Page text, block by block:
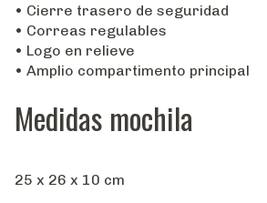
• Cierre trasero de seguridad
• Correas regulables
• Logo en relieve
• Amplio compartimento principal
Medidas mochila
25 x 26 x 10 cm